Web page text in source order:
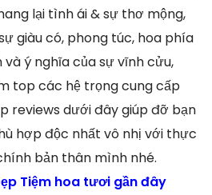
lại tình ái & sự thơ mộng,
giàu có, phong túc, hoa phía
ý nghĩa của sự vĩnh cửu,
top các hệ trọng cung cấp
reviews dưới đây giúp đỡ bạn
hợp độc nhất vô nhị với thực
bản thân mình nhé.
Tiệm hoa tươi gần đây